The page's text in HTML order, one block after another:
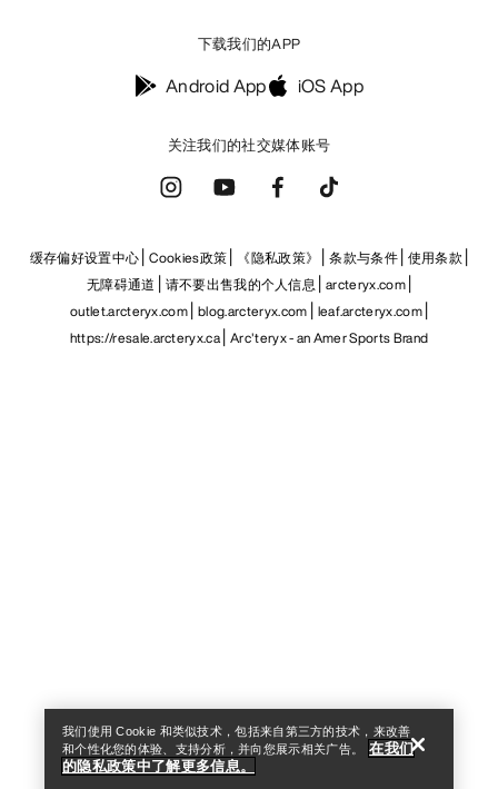
关注我们的社交媒体账号
下载我们的APP
Android App iOS App
缓存偏好设置中心 Cookies政策 《隐私政策》 条款与条件 使用条款
无障碍通道
请不要出售我的个人信息 arcteryx.com
outlet.arcteryx.com blog.arcteryx.com leaf.arcteryx.com
https://resale.arcteryx.ca Arc'teryx - an Amer Sports Brand
我们使用 Cookie 和类似技术，包括来自第三方的技术，来改善
和个性化您的体验、支持分析，并向您展示相关广告。
在我们
的隐私政策中了解更多信息。